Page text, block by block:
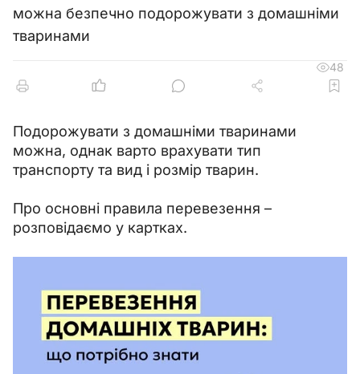
можна безпечно подорожувати з домашніми
тваринами
48
Подорожувати з домашніми тваринами
можна, однак варто врахувати тип
транспорту та вид і розмір тварин.
Про основні правила перевезення –
розповідаємо у картках.